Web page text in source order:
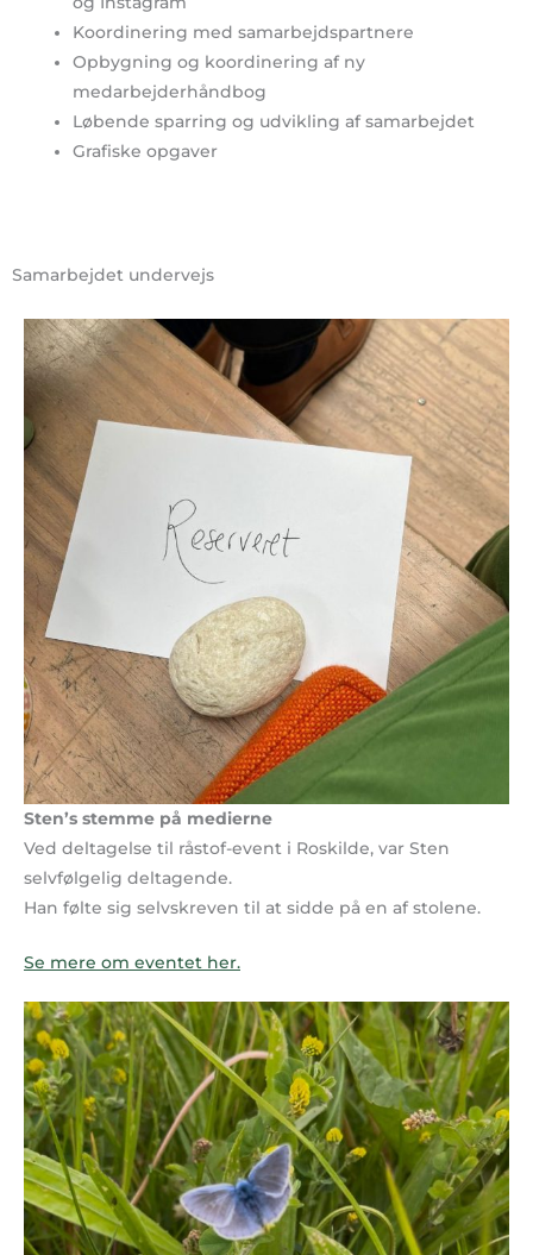
Koordinering med samarbejdspartnere
Opbygning og koordinering af ny
medarbejderhåndbog
Løbende sparring og udvikling af samarbejdet
Grafiske opgaver
Samarbejdet undervejs
Sten’s stemme på medierne
Ved deltagelse til råstof-event i Roskilde, var Sten
selvfølgelig deltagende.
Han følte sig selvskreven til at sidde på en af stolene.
Se mere om eventet her.